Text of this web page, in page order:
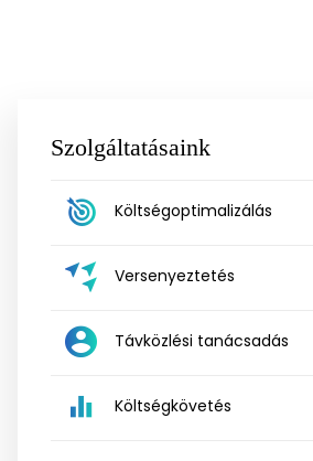
Szolgáltatásaink
Költségoptimalizálás
Versenyeztetés
Távközlési tanácsadás
Költségkövetés